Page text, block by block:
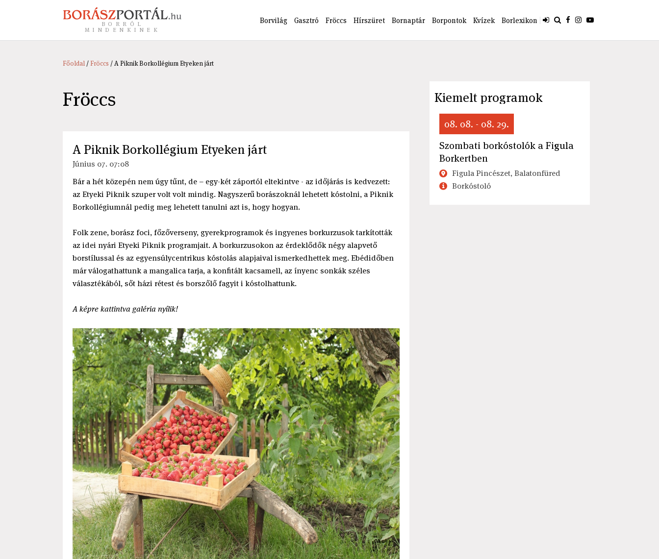
BORRÓL
MINDENKINEK
Borvilág Gasztró Fröccs Hírszüret Bornaptár Borpontok Kvízek Borlexikon
Főoldal/Fröccs / A Piknik Borkollégium Etyeken járt
Fröccs
A Piknik Borkollégium Etyeken járt
Június 07. 07:08
Bár a hét közepén nem úgy tűnt, de – egy-két záportól eltekintve - az időjárás is kedvezett:
az Etyeki Piknik szuper volt volt mindig. Nagyszerű borászoknál lehetett kóstolni, a Piknik
Borkollégiumnál pedig meg lehetett tanulni azt is, hogy hogyan.
Folk zene, borász foci, főzőverseny, gyerekprogramok és ingyenes borkurzusok tarkították
az idei nyári Etyeki Piknik programjait. A borkurzusokon az érdeklődők négy alapvető
borstílussal és az egyensúlycentrikus kóstolás alapjaival ismerkedhettek meg. Ebédidőben
már válogathattunk a mangalica tarja, a konfitált kacsamell, az ínyenc sonkák széles
választékából, sőt házi rétest és borszőlő fagyit i kóstolhattunk.
A képre kattintva galéria nyílik!
Kiemelt programok
08. 08. - 08. 29.
Szombati borkóstolók a Figula
Borkertben
Figula Pincészet, Balatonfüred
Borkóstoló